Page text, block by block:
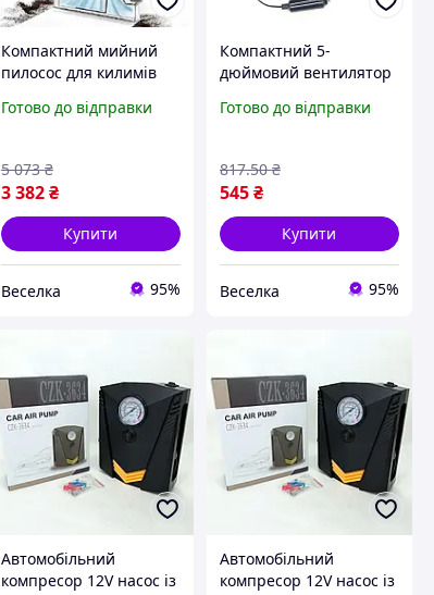
Компактний мийний
пилосос для килимів
автомобілів потужний
Па FLAME
Готово до відправки
3 382 ₴
5 073 ₴
Купити
Веселка 95%
Компактний 5-
дюймовий вентилятор
потужний пластиковий
провітрювання салону
FLAME
Готово до відправки
545₴
817.50 ₴
Купити
Веселка 95%
Автомобільний
компресор 12V насос із
Автомобільний
компресор 12V насос із